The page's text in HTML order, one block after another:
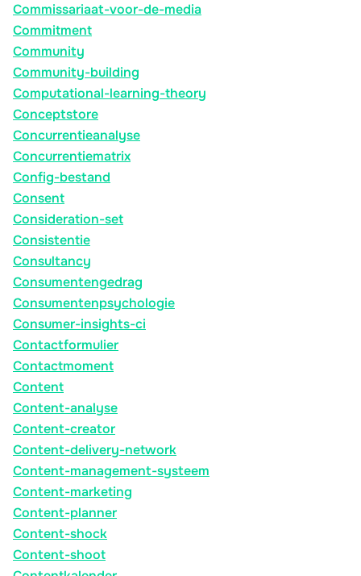
Commissariaat-voor-de-media
Commitment
Community
Community-building
Computational-learning-theory
Conceptstore
Concurrentieanalyse
Concurrentiematrix
Config-bestand
Consent
Consideration-set
Consistentie
Consultancy
Consumentengedrag
Consumentenpsychologie
Consumer-insights-ci
Contactformulier
Contactmoment
Content
Content-analyse
Content-creator
Content-delivery-network
Content-management-systeem
Content-marketing
Content-planner
Content-shock
Content-shoot